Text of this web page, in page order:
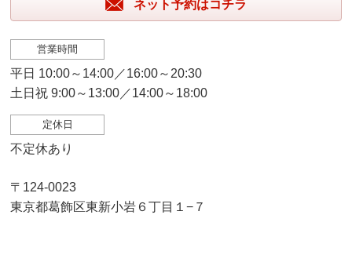
ネット予約はコチラ
営業時間
平日 10:00～14:00／16:00～20:30
土日祝 9:00～13:00／14:00～18:00
定休日
不定休あり
〒124-0023
東京都葛飾区東新小岩６丁目１−７